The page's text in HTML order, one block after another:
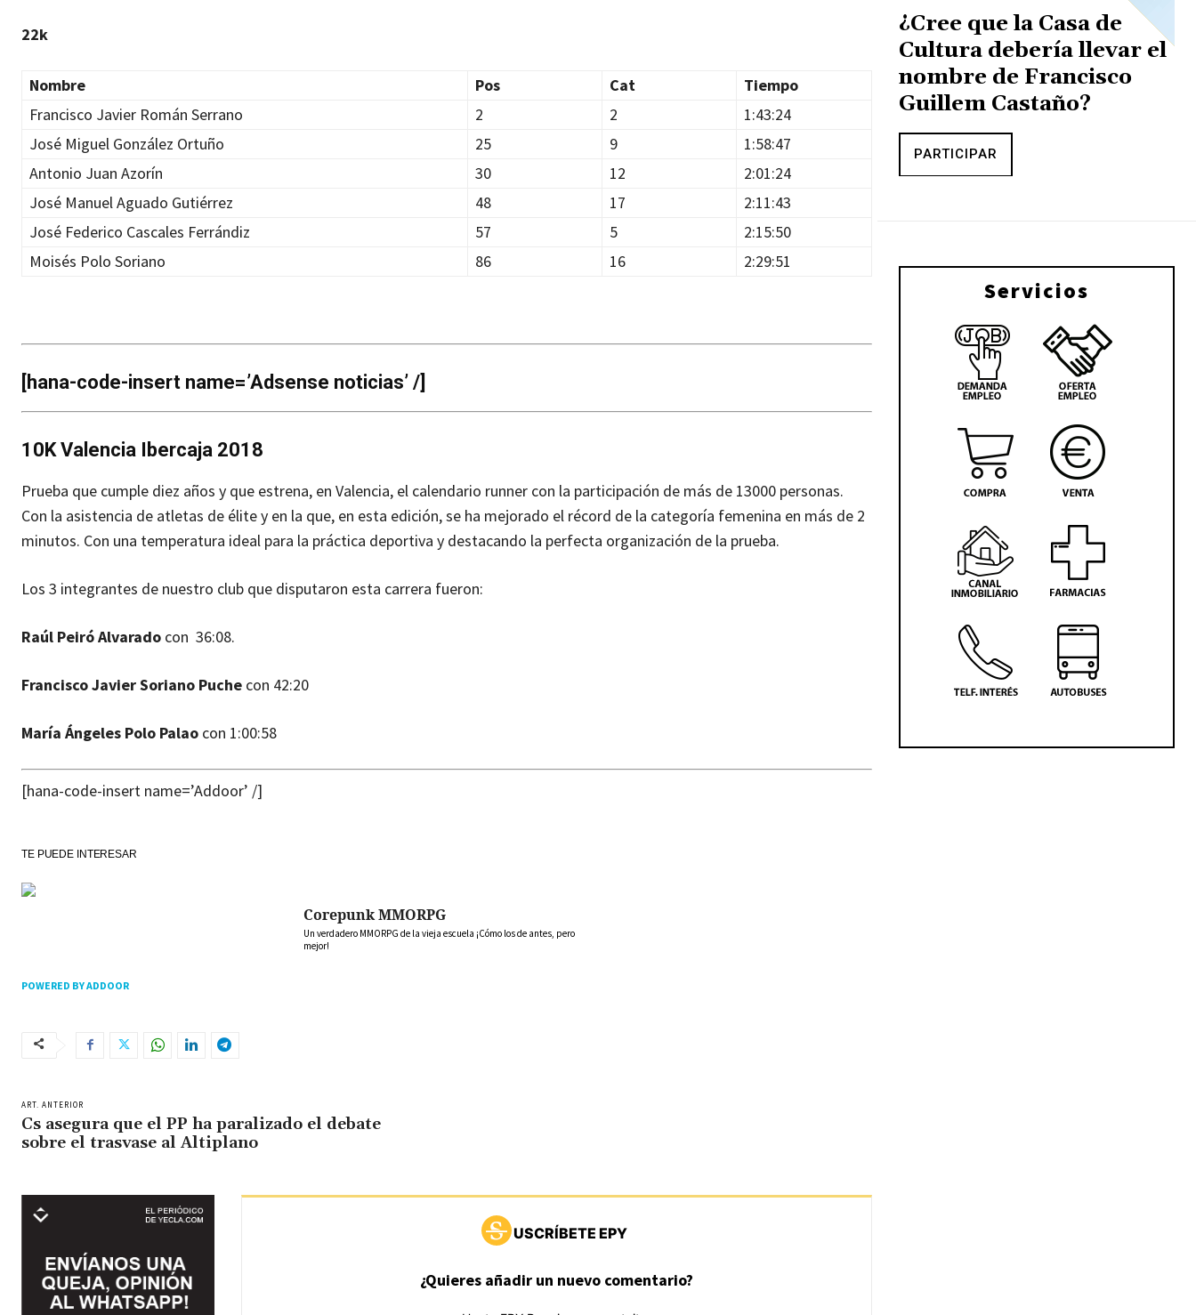
22k
Nombre Pos Cat
Tiempo
Francisco Javier Román Serrano
2 2
1:43:24
José Miguel González Ortuño
25 9
1:58:47
Antonio Juan Azorín
30 12
2:01:24
José Manuel Aguado Gutiérrez
48 17
2:11:43
José Federico Cascales Ferrándiz
57 5
2:15:50
Moisés Polo Soriano
86 16 2:29:51
[hana-code-insert name=’Adsense noticias’ /]
10K Valencia Ibercaja 2018
Prueba que cumple diez años y que estrena, en Valencia, el calendario runner con la participación de más de 13000 personas.
Con la asistencia de atletas de élite y en la que, en esta edición, se ha mejorado el récord de la categoría femenina en más de 2
minutos. Con una temperatura ideal para la práctica deportiva y destacando la perfecta organización de la prueba.
Los 3 integrantes de nuestro club que disputaron esta carrera fueron:
Raúl Peiró Alvarado con 36:08.
Francisco Javier Soriano Puche con 42:20
María Ángeles Polo Palao con 1:00:58
[hana-code-insert name=’Addoor’ /]
TE PUEDE INTERESAR
Corepunk MMORPG
Un verdadero MMORPG de la vieja escuela ¡Cómo los de antes, pero
mejor!
POWERED BY ADDOOR
ART. ANTERIOR
Cs asegura que el PP ha paralizado el debate
sobre el trasvase al Altiplano
USCRÍBETE EPY
¿Quieres añadir un nuevo comentario?
¿Cree que la Casa de
Cultura debería llevar el
nombre de Francisco
Guillem Castaño?
PARTICIPAR
Servicios